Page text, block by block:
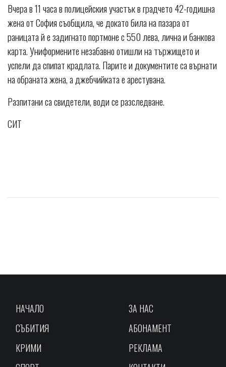
Вчера в 11 часа в полицейския участък в градчето 42-годишна
жена от София съобщила, че докато била на пазара от
раницата й е задигнато портмоне с 550 лева, лична и банкова
карта. Униформените незабавно отишли на тържището и
успели да спипат крадлата. Парите и документите са върнати
на обраната жена, а джебчийката е арестувана.
Разпитани са свидетели, води се разследване.
СИТ
НАЧАЛО
СЪБИТИЯ
КРИМИ
ЗА НАС
АБОНАМЕНТ
РЕКЛАМА